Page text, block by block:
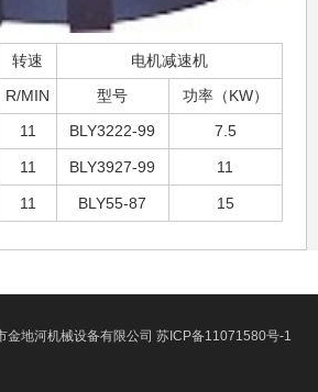
转速
电机减速机
R/MIN 型号
功率（KW）
11 BLY3222-99 7.5
11 BLY3927-99 11
11 BLY55-87 15
金地河机械设备有限公司 苏ICP备11071580号-1